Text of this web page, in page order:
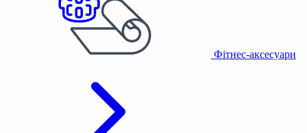
Фітнес-аксесуари